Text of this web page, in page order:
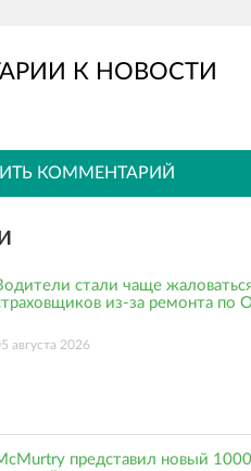
во
ВКонтакте
Одноклассниках
К НОВОСТИ
КОММЕНТАРИЙ
стали чаще
из-за ремонта по
августа 2026
представил новый